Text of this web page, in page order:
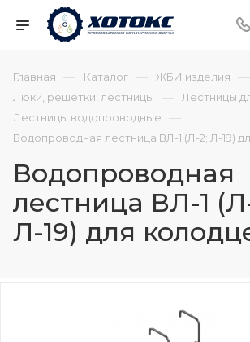
Главная — Каталог — ЖБИ изделия —
Люки, решетки, лестницы — Лестницы
Лестницы водопроводные —
Водопроводная лестница ВЛ-1 (Л-2; Л-19)
Водопроводная
лестница ВЛ-1
Л-19) для